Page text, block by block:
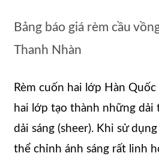
Bảng báo giá rèm cầu
Thanh Nhàn
Rèm cuốn hai lớp Hàn Quốc
hai lớp tạo thành những dải
dải sáng (sheer). Khi sử
thể chỉnh ánh sáng rất linh